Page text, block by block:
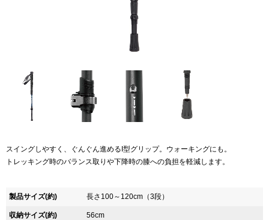
スイングしやすく、ぐんぐん進めるI型グリップ。ウォーキングにも。
トレッキング時のバランス取りや下降時の膝への負担を軽減します。
製品サイズ(約) 長さ100～120cm（3段）
収納サイズ(約) 56cm